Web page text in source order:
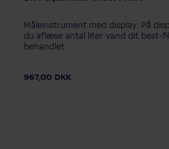
Måleinstrument med display. På
du aflæse antal liter vand dit best-
behandlet
967,00 DKK